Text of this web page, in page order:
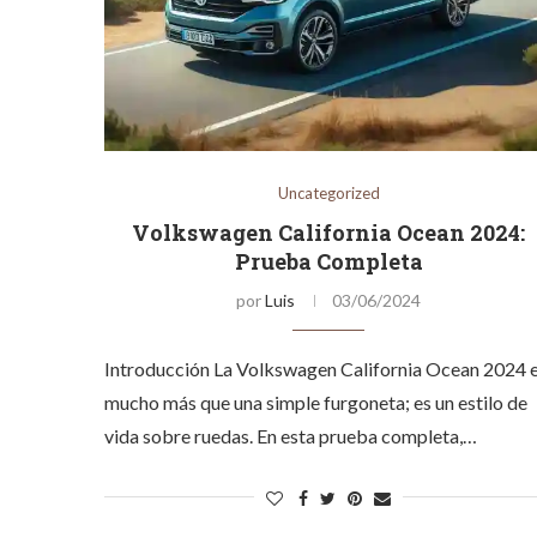
Uncategorized
Volkswagen California Ocean 2024:
Prueba Completa
porLuis 03/06/2024
Introducción La Volkswagen California Ocean 2024
mucho más que una simple furgoneta; es un estilo de
vida sobre ruedas. En esta prueba completa,…